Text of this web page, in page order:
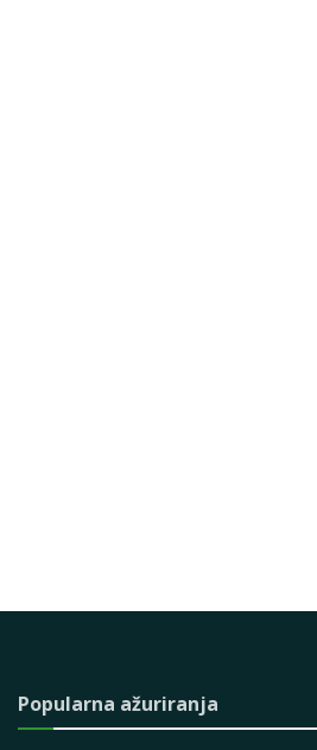
Popularna ažuriranja